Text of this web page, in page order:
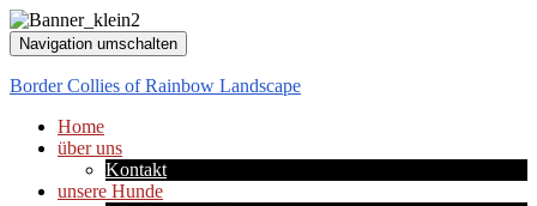
Navigation umschalten
Border Collies of Rainbow Landscape
Home
über uns
Kontakt
unsere Hunde